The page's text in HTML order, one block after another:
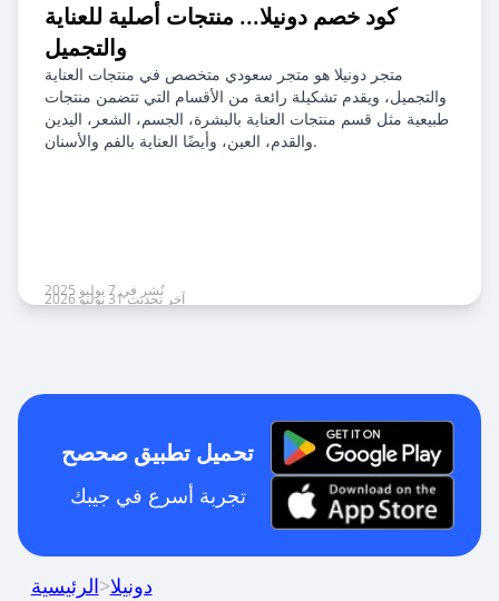
كود خصم دونيلا... منتجات أصلية للعناية
والتجميل
متجر دونيلا هو متجر سعودي متخصص في منتجات العناية
والتجميل، ويقدم تشكيلة رائعة من الأقسام التي تتضمن منتجات
طبيعية مثل قسم منتجات العناية بالبشرة، الجسم، الشعر، اليدين
والقدم، العين، وأيضًا العناية بالفم والأسنان.
نُشر في 7 يوليو 2025
آخر تحديث 31 يوليو 2026
تحميل تطبيق صحصح
تجربة أسرع في جيبك
الرئيسية>دونيلا